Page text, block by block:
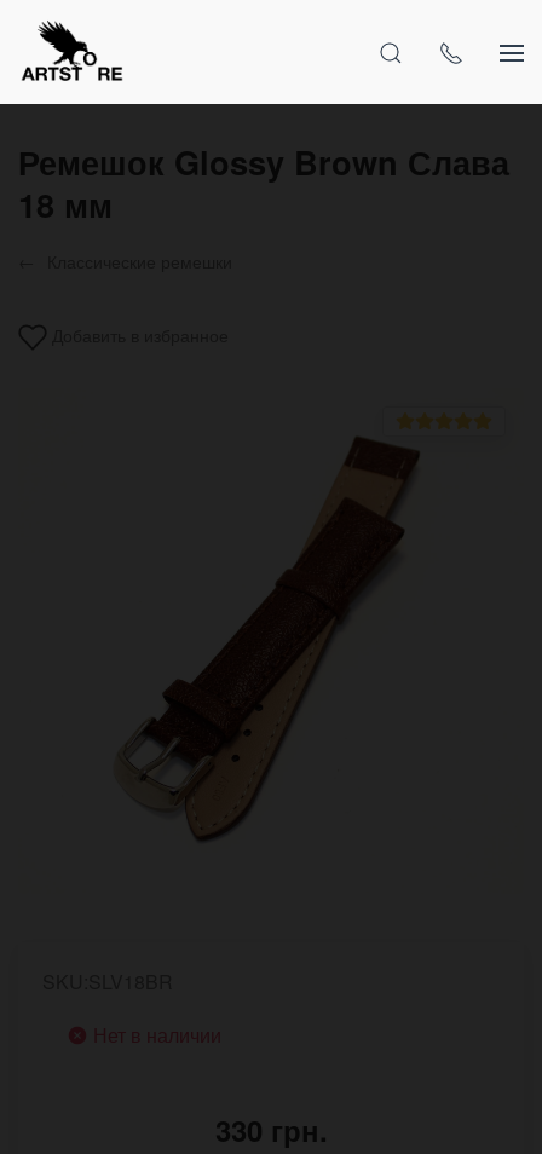
Ремешок Glossy Brown Слава
18 мм
Нет в наличии
330 грн.